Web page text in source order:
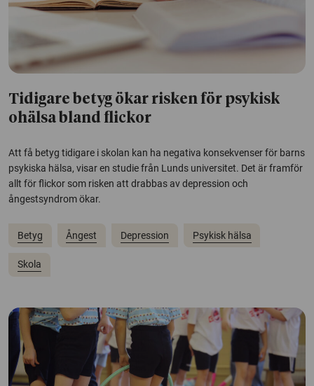
Tidigare betyg ökar risken för psykisk
ohälsa bland flickor
Att få betyg tidigare i skolan kan ha negativa konsekvenser för barns
psykiska hälsa, visar en studie från Lunds universitet. Det är framför
allt för flickor som risken att drabbas av depression och
ångestsyndrom ökar.
Betyg Ångest Depression Psykisk hälsa
Skola